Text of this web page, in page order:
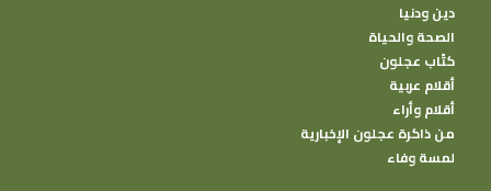
دين ودنيا
الصحة والحياة
كتًاب عجلون
أقلام عربية
أقلام وأراء
من ذاكرة عجلون الإخبارية
لمسة وفاء